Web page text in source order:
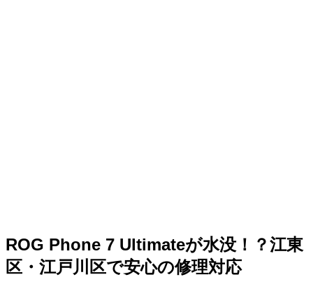
ROG Phone 7 Ultimateが水没！？江東
区・江戸川区で安心の修理対応